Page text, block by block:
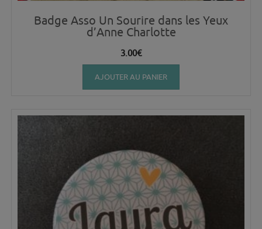
Badge Asso Un Sourire dans les Yeux
d’Anne Charlotte
3.00€
AJOUTER AU PANIER